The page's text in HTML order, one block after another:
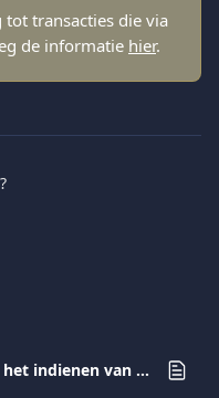
transacties die via
de informatie hier.
Betwiste transacties – Gids voor het indienen van bewijsstukken voor merchants